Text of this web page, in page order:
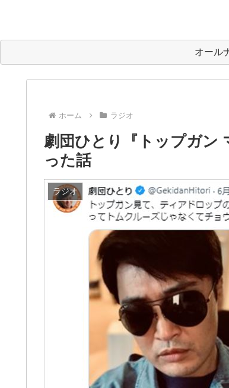
オール
ホーム ラジオ
劇団ひとり『トップガン
った話
ラジオ